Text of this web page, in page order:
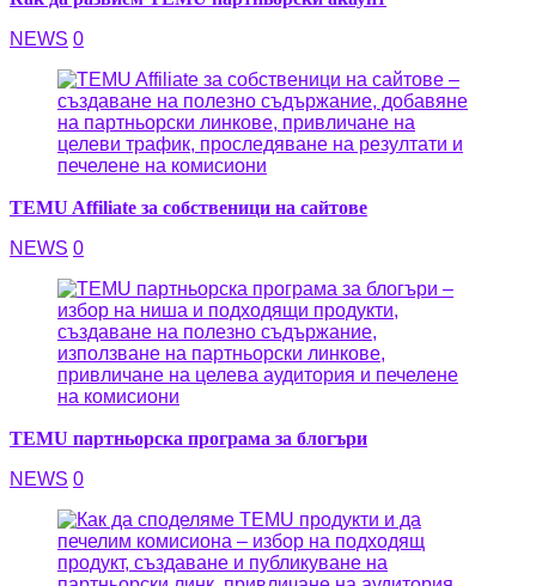
NEWS 0
TEMU Affiliate за собственици на сайтове
NEWS 0
TEMU партньорска програма за блогъри
NEWS 0